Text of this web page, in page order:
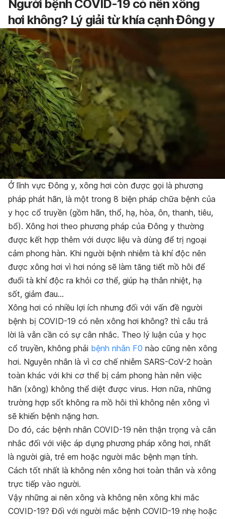
Người bệnh COVID-19 có nên xông
hơi không? Lý giải từ khía cạnh Đông y
Ở lĩnh vực Đông y, xông hơi còn được gọi là phương
pháp phát hãn, là một trong 8 biện pháp chữa bệnh của
y học cổ truyền (gồm hãn, thổ, hạ, hòa, ôn, thanh, tiêu,
bổ). Xông hơi theo phương pháp của Đông y thường
được kết hợp thêm với dược liệu và dùng để trị ngoại
cảm phong hàn. Khi người bệnh nhiễm tà khí độc nên
được xông hơi vì hơi nóng sẽ làm tăng tiết mồ hôi để
đuổi tà khí độc ra khỏi cơ thể, giúp hạ thân nhiệt, hạ
sốt, giảm đau…
Xông hơi có nhiều lợi ích nhưng đối với vấn đề người
bệnh bị COVID-19 có nên xông hơi không? thì câu trả
lời là vẫn cần có sự cân nhắc. Theo lý luận của y học
cổ truyền, không phải bệnh nhân F0 nào cũng nên xông
hơi. Nguyên nhân là vì cơ chế nhiễm SARS-CoV-2 hoàn
toàn khác với khi cơ thể bị cảm phong hàn nên việc
hãn (xông) không thể diệt được virus. Hơn nữa, những
trường hợp sốt không ra mồ hôi thì không nên xông vì
sẽ khiến bệnh nặng hơn.
Do đó, các bệnh nhân COVID-19 nên thận trọng và cân
nhắc đối với việc áp dụng phương pháp xông hơi, nhất
là người già, trẻ em hoặc người mắc bệnh mạn tính.
Cách tốt nhất là không nên xông hơi toàn thân và xông
trực tiếp vào người.
Vậy những ai nên xông và không nên xông khi mắc
COVID-19? Đối với người mắc bệnh COVID-19 nhẹ hoặc